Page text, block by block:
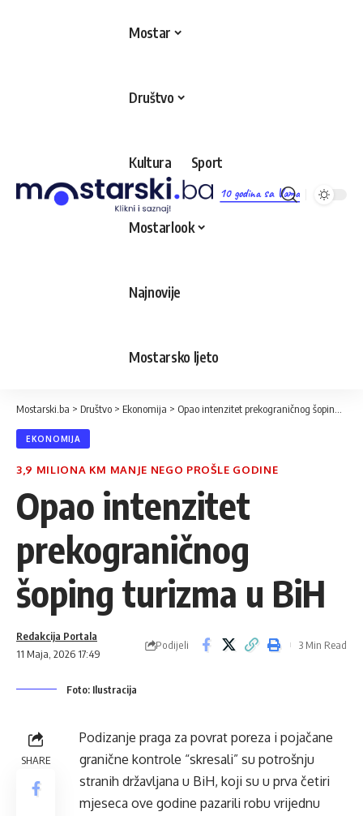
10 godina sa Vama
Mostar
Društvo
Kultura Sport
Mostarlook
Najnovije
Mostarsko ljeto
Mostarski.ba > Društvo > Ekonomija > Opao intenzitet prekograničnog šoping turizma u BiH
EKONOMIJA
3,9 MILIONA KM MANJE NEGO PROŠLE GODINE
Opao intenzitet
prekograničnog
šoping turizma u BiH
11 Maja, 2026 17:49
Redakcija Portala
Podijeli 3 Min Read
Foto: Ilustracija
SHARE
Podizanje praga za povrat poreza i pojačane
granične kontrole “skresali” su potrošnju
stranih državljana u BiH, koji su u prva četiri
mjeseca ove godine pazarili robu vrijednu